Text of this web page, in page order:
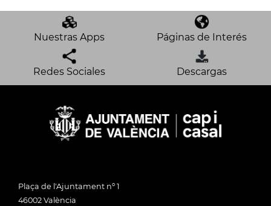
Nuestras Apps Páginas de Interés
Redes Sociales Descargas
Plaça de l'Ajuntament nº 1
46002 València